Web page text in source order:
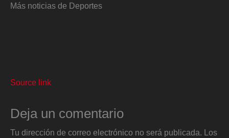
Más noticias de Deportes
Source link
Deja un comentario
Tu dirección de correo electrónico no será publicada.
Los